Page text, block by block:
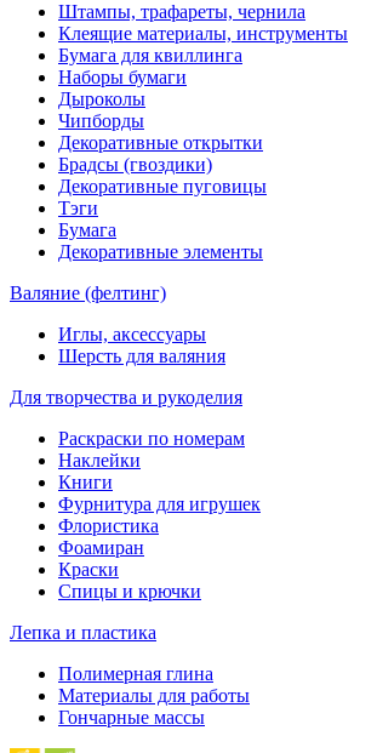
Штампы, трафареты, чернила
Клеящие материалы, инструменты
Бумага для квиллинга
Наборы бумаги
Дыроколы
Чипборды
Декоративные открытки
Брадсы (гвоздики)
Декоративные пуговицы
Тэги
Бумага
Декоративные элементы
Валяние (фелтинг)
Иглы, аксессуары
Шерсть для валяния
Для творчества и рукоделия
Раскраски по номерам
Наклейки
Книги
Фурнитура для игрушек
Флористика
Фоамиран
Краски
Спицы и крючки
Лепка и пластика
Полимерная глина
Материалы для работы
Гончарные массы